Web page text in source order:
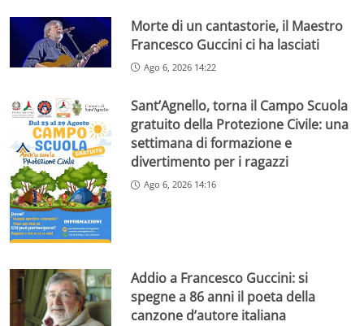
Morte di un cantastorie, il Maestro
Francesco Guccini ci ha lasciati
Ago 6, 2026 14:22
Sant’Agnello, torna il Campo Scuola
gratuito della Protezione Civile: una
settimana di formazione e
divertimento per i ragazzi
Ago 6, 2026 14:16
Addio a Francesco Guccini: si
spegne a 86 anni il poeta della
canzone d’autore italiana